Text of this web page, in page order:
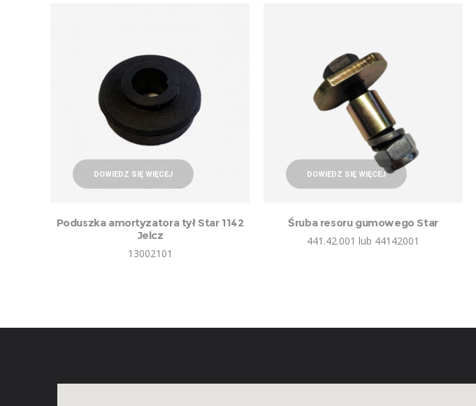
DOWIEDZ SIĘ WIĘCEJ
Poduszka amortyzatora tył Star 1142
Jelcz
13002101
DOWIEDZ SIĘ WIĘCEJ
Śruba resoru gumowego Star
441.42.001 lub 44142001